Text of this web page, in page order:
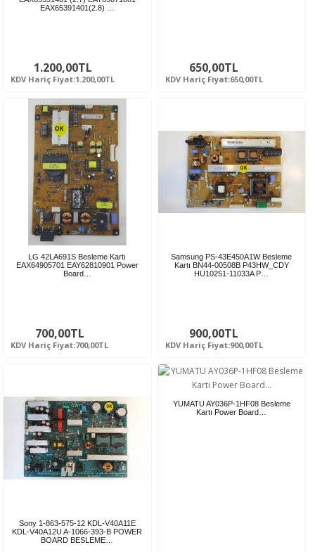
EAX65391401(2.8) …
1.200,00TL
KDV Hariç Fiyat:1.200,00TL
650,00TL
KDV Hariç Fiyat:650,00TL
LG 42LA691S Besleme Kartı
EAX64905701 EAY62810901 Power
Board…
700,00TL
KDV Hariç Fiyat:700,00TL
Samsung PS-43E450A1W Besleme
Kartı BN44-00508B P43HW_CDY
HU10251-11033A P…
900,00TL
KDV Hariç Fiyat:900,00TL
Sony 1-863-575-12 KDL-V40A11E
KDL-V40A12U A-1066-393-B POWER
BOARD BESLEME…
YUMATU AY036P-1HF08 Besleme
Kartı Power Board…